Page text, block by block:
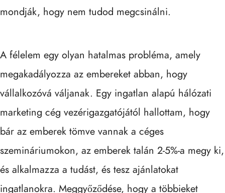
mondják, hogy nem tudod megcsinálni.
A félelem egy olyan hatalmas probléma, amely
megakadályozza az embereket abban, hogy
vállalkozóvá váljanak. Egy ingatlan alapú hálózati
marketing cég vezérigazgatójától hallottam, hogy
bár az emberek tömve vannak a céges
szemináriumokon, az emberek talán 2-5%-a megy ki,
és alkalmazza a tudást, és tesz ajánlatokat
ingatlanokra. Meggyőződése, hogy a többieket